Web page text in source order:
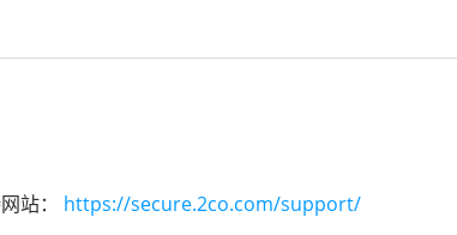
）
通常，你会在3到7个工作日内看到退款。
“您的订单在 www.coolmuster.com/：产品及付款信
站： https://secure.2co.com/support/